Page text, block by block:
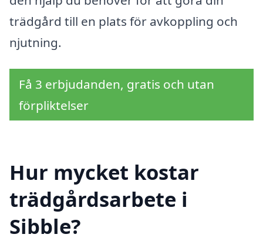
trädgård till en plats för avkoppling och
njutning.
Få 3 erbjudanden, gratis och utan
förpliktelser
Hur mycket kostar
trädgårdsarbete i
Sibble?